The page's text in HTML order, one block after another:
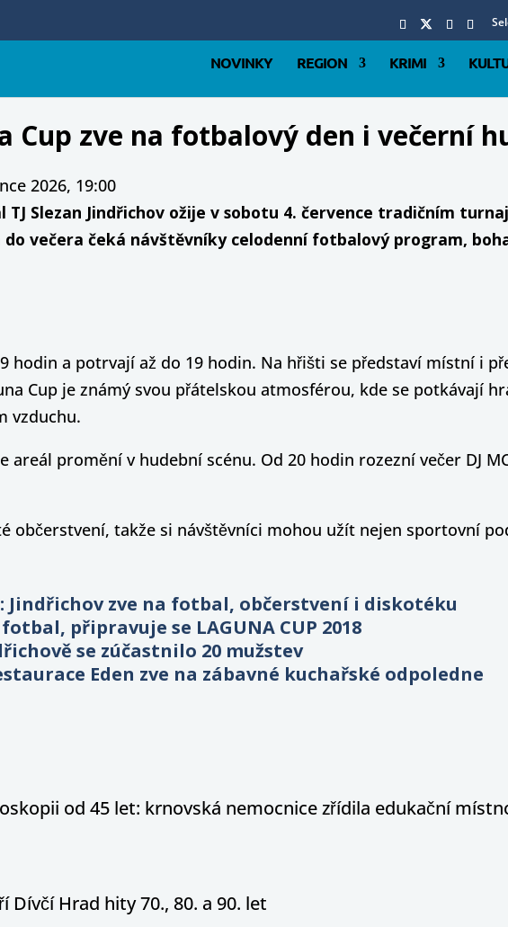
NOVINKY REGION KRIMI
Cup zve na fotbalový den i večerní
2026, 19:00
TJ Slezan Jindřichov ožije v sobotu 4. července tradičním
do večera čeká návštěvníky celodenní fotbalový program,
hodin a potrvají až do 19 hodin. Na hřišti se představí místní i
Cup je známý svou přátelskou atmosférou, kde se potkávají
vzduchu.
promění v hudební scénu. Od 20 hodin rozezní večer DJ
občerstvení, takže si návštěvníci mohou užít nejen sportovní
Jindřichov zve na fotbal, občerstvení i diskotéku
připravuje se LAGUNA CUP 2018
se zúčastnilo 20 mužstev
Eden zve na zábavné kuchařské odpoledne
od 45 let: krnovská nemocnice zřídila edukační
Dívčí Hrad hity 70., 80. a 90. let